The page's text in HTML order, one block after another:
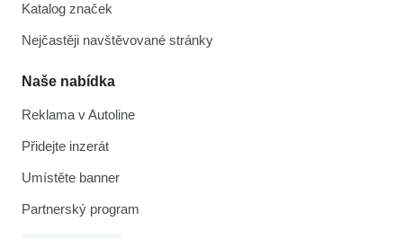
Katalog značek
Nejčastěji navštěvované stránky
Naše nabídka
Reklama v Autoline
Přidejte inzerát
Umístěte banner
Partnerský program